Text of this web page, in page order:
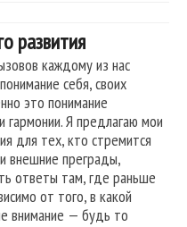
развития
каждому из нас
себя, своих
это понимание
гармонии. Я предлагаю мои
для тех, кто стремится
внешние преграды,
ответы там, где раньше
от того, в какой
внимание — будь то